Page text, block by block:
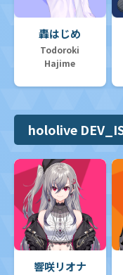
轟はじめ
Todoroki
Hajime
hololive
響咲リオナ